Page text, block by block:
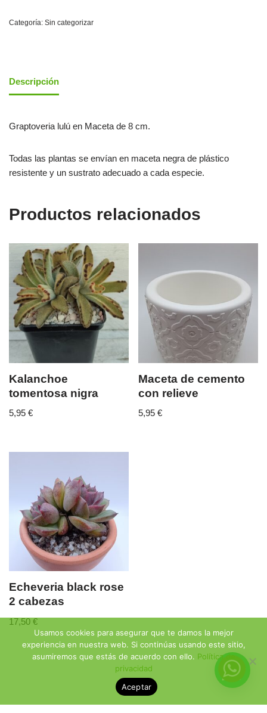
Categoría: Sin categorizar
Descripción
Graptoveria lulú en Maceta de 8 cm.
Todas las plantas se envían en maceta negra de plástico
resistente y un sustrato adecuado a cada especie.
Productos relacionados
Kalanchoe
tomentosa nigra
5,95 €
Maceta de cemento
con relieve
5,95€
Echeveria black rose
2 cabezas
17,50 €
Usamos cookies para asegurar que te damos la mejor
experiencia en nuestra web. Si continúas usando este sitio,
asumiremos que estás de acuerdo con ello. Política de
privacidad
Aceptar